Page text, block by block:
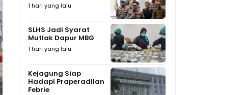
1 hari yang lalu
SLHS Jadi Syarat
Mutlak Dapur MBG
1 hari yang lalu
Kejagung Siap
Hadapi Praperadilan
Febrie